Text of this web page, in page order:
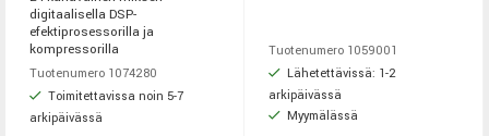
digitaalisella DSP-
efektiprosessorilla ja
kompressorilla
Tuotenumero 1074280
Toimitettavissa noin 5-7
arkipäivässä
Tuotenumero 1059001
Lähetettävissä: 1-2
arkipäivässä
Myymälässä